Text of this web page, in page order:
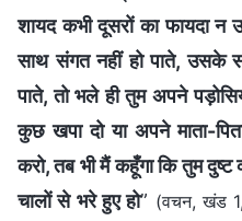
शायद कभी दूसरों का फायदा न
साथ संगत नहीं हो पाते, उसके
पाते, तो भले ही तुम अपने
कुछ खपा दो या अपने माता-
करो, तब भी मैं कहूँगा कि तुम दुष्ट
चालों से भरे हुए हो” (वचन, खंड